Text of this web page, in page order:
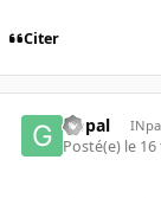
Citer
Gopal
Posté(e) le